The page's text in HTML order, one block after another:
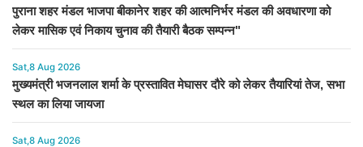
पुराना शहर मंडल भाजपा बीकानेर शहर की आत्मनिर्भर मंडल की अवधारणा को
लेकर मासिक एवं निकाय चुनाव की तैयारी बैठक सम्पन्न"
Sat,8 Aug 2026
मुख्यमंत्री भजनलाल शर्मा के प्रस्तावित मेघासर दौरे को लेकर तैयारियां तेज, सभा
स्थल का लिया जायजा
Sat,8 Aug 2026